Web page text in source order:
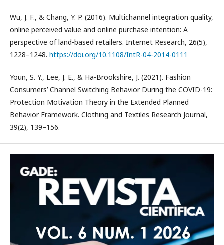
Wu, J. F., & Chang, Y. P. (2016). Multichannel integration quality,
online perceived value and online purchase intention: A
perspective of land-based retailers. Internet Research, 26(5),
1228–1248. https://doi.org/10.1108/IntR-04-2014-0111
Youn, S. Y., Lee, J. E., & Ha-Brookshire, J. (2021). Fashion
Consumers’ Channel Switching Behavior During the COVID-19:
Protection Motivation Theory in the Extended Planned
Behavior Framework. Clothing and Textiles Research Journal,
39(2), 139–156.